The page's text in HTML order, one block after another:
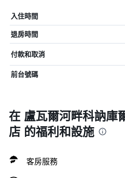
入住時間
退房時間
付款和取消
前台號碼
在 盧瓦爾河畔科訥庫
店 的福利和設施
客房服務